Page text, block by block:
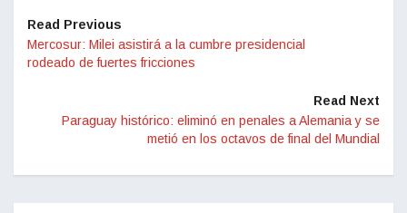
Read Previous
Mercosur: Milei asistirá a la cumbre presidencial
rodeado de fuertes fricciones
Read Next
Paraguay histórico: eliminó en penales a Alemania y se
metió en los octavos de final del Mundial